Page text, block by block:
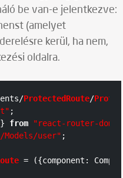
be van-e jelentkezve:
(amelyet
kerül, ha nem,
oldalra.
ProtectedRoute/
} from "react-router-dom"
user" ;
= ({component: